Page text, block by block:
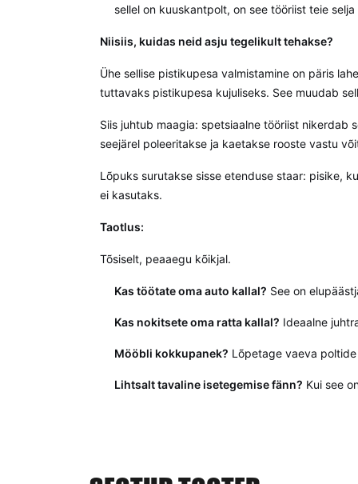
sellel on kuuskantpolt, on see tööriist teie selja
Niisiis, kuidas neid asju tegelikult tehakse?
Ühe sellise pistikupesa valmistamine on päris
tuttavaks pistikupesa kujuliseks. See muudab
Siis juhtub maagia: spetsiaalne tööriist nikerdab
seejärel poleeritakse ja kaetakse rooste vastu
Lõpuks surutakse sisse etenduse staar: pisike,
ei kasutaks.
Taotlus:
Tõsiselt, peaaegu kõikjal.
Kas töötate oma auto kallal? See on
Kas nokitsete oma ratta kallal? Ideaalne
Mööbli kokkupanek? Lõpetage vaeva
Lihtsalt tavaline isetegemise fänn? Kui see